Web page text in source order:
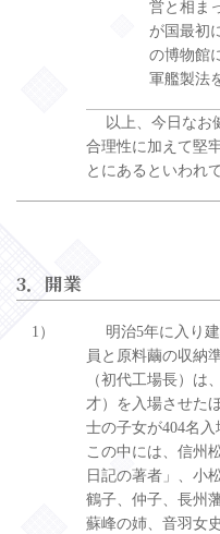
営と相ま
が国最初
の博物館
軍艦製法
以上、今日なお
合理性に加えて堅
とにあるといわれ
3．開業
1）
明治5年に入り建
員と原料繭の収納
（初代工場長）は
才）を入場させた
士の子女が404名入
この中には、信州
日記の著者」、小
鶴子、仲子、長州
蘇峰の姉、音羽女